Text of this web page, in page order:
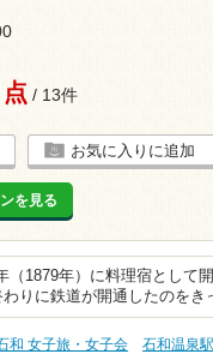
/ 13件
お気に入りに追加
を見る
1879年）に料理宿として
りに鉄道が開通したのを
和 女子旅・女子会 石和温泉駅